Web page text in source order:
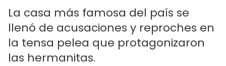
La casa más famosa del país se
llenó de acusaciones y reproches en
la tensa pelea que protagonizaron
las hermanitas.